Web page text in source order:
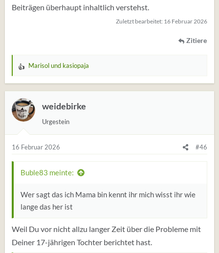
Beiträgen überhaupt inhaltlich verstehst.
Zuletzt bearbeitet: 16 Februar 2026
Zitiere
W
r
t
u
n
e
n
Marisolund kasiopaja
weidebirke
Urgestein
16 Februar 2026 #46
Buble83 meinte:
Wer sagt das ich Mama bin kennt ihr mich wisst ihr wie
lange das her ist
Weil Du vor nicht allzu langer Zeit über die Probleme mit
Deiner 17-jährigen Tochter berichtet hast.